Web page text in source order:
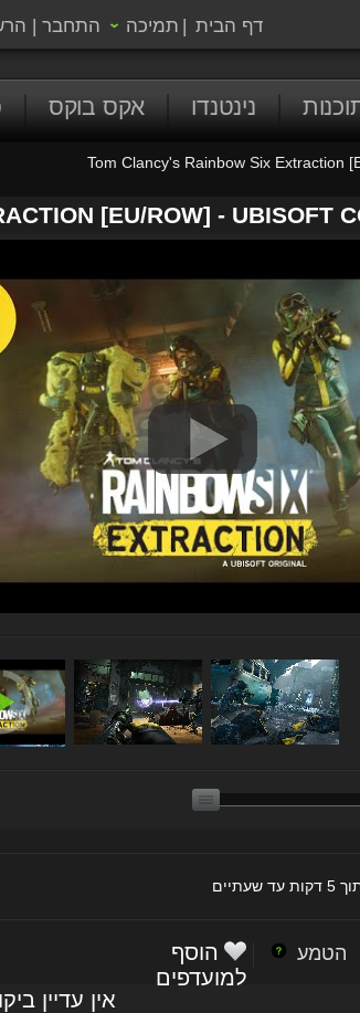
דף הבית | תמיכה התחבר |
אקס בוקס נינטנדו
Tom Clancy's Rainbow Six Extraction
[EU/ROW] - UBISOFT
אין עדיין
שעתיים
הטמע
הוסף
למועדפים